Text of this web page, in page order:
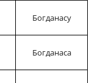
Богданасу
Богданаса